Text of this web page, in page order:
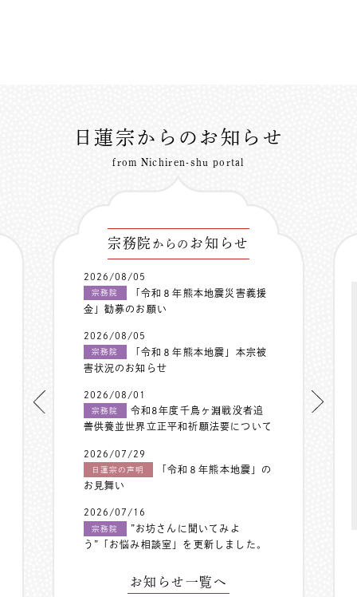
日蓮宗からのお知らせ
from Nichiren-shu portal
宗務院 からの お知らせ
2026/08/05
宗務院
「令和８年熊本地震災害義援
金」勧募のお願い
2026/08/05
宗務院
「令和８年熊本地震」本宗被
害状況のお知らせ
2026/08/01
宗務院
令和8年度千鳥ヶ淵戦没者追
善供養並世界立正平和祈願法要について
2026/07/29
日蓮宗の声明
「令和８年熊本地震」の
お見舞い
2026/07/16
宗務院
”お坊さんに聞いてみよ
う”「お悩み相談室」を更新しました。
お知らせ一覧へ